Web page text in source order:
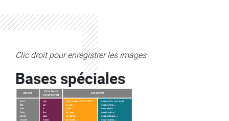
Clic droit pour enregistrer les images
Bases spéciales